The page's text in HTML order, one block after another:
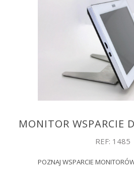
MONITOR WSPARCIE
REF: 1485
POZNAJ WSPARCIE